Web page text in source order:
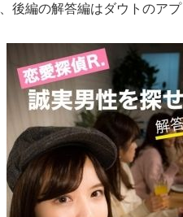
後編の解答編はダウトのアプ